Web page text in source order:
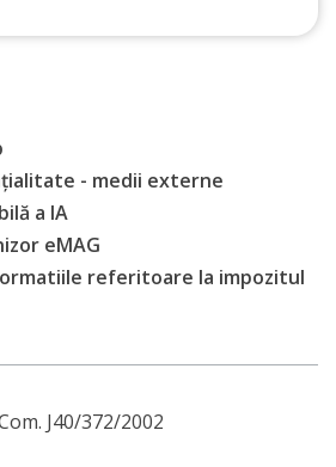
- medii externe
a IA
eMAG
referitoare la impozitul
J40/372/2002